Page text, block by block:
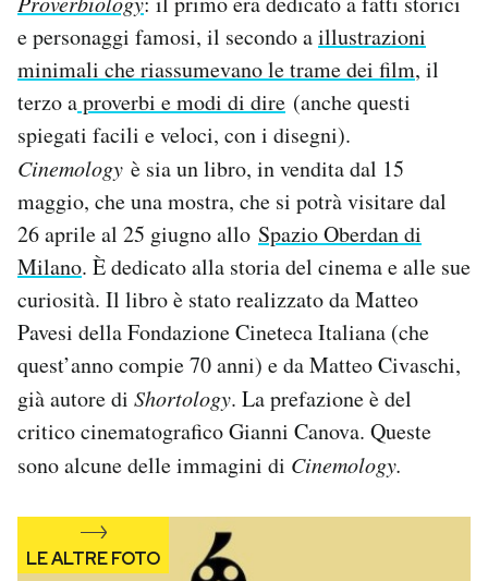
AREA PERSONALE
Area Personale
Notifiche mobile
Regala il Post
Hai bisogno di aiuto?
Esci
e personaggi famosi, il secondo aillustrazioni
minimali che riassumevano le trame dei film, il
terzo aproverbi e modi di dire (anche questi
spiegati facili e veloci, con i disegni).
Cinemology è sia un libro, in vendita dal 15
maggio, che una mostra, che si potrà visitare dal
26 aprile al 25 giugno allo Spazio Oberdan di
Milano. È dedicato alla storia del cinema e alle sue
curiosità. Il libro è stato realizzato da Matteo
Pavesi della Fondazione Cineteca Italiana (che
quest’anno compie 70 anni) e da Matteo Civaschi,
già autore di Shortology. La prefazione è del
critico cinematografico Gianni Canova. Queste
sono alcune delle immagini di Cinemology.